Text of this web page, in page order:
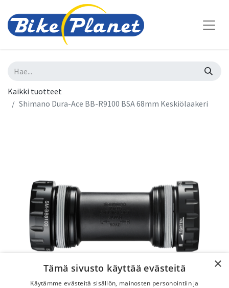
Kaikki tuotteet
Shimano Dura-Ace BB-R9100 BSA 68mm Keskiölaakeri
×
Tämä sivusto käyttää evästeitä
Käytämme evästeitä sisällön, mainosten personointiin ja